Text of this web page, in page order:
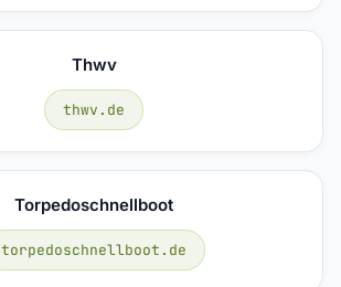
Thwv
thwv.de
Torpedoschnellboot
torpedoschnellboot.de